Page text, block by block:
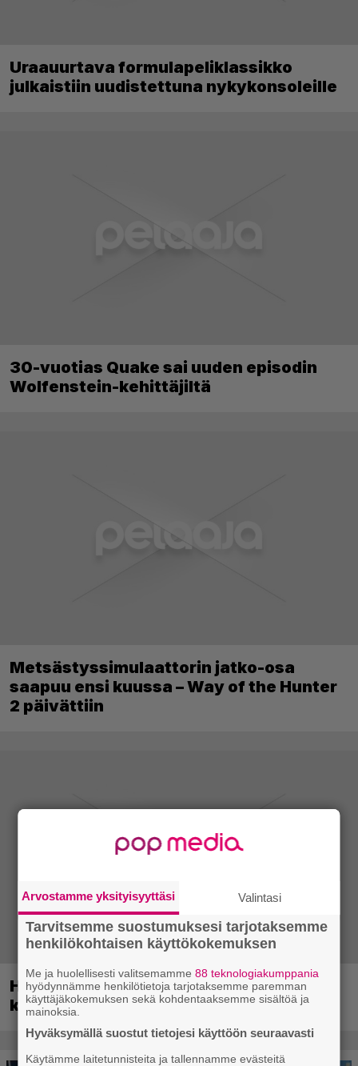
Uraauurtava formulapeliklassikko
julkaistiin uudistettuna nykykonsoleille
30-vuotias Quake sai uuden episodin
Wolfenstein-kehittäjiltä
Metsästyssimulaattorin jatko-osa
saapuu ensi kuussa – Way of the Hunter
2 päivättiin
Huippusuosittu Soturikissat-kirjasarja
kääntyy videopeliksi
Arvostamme yksityisyyttäsi Valintasi
Tarvitsemme suostumuksesi tarjotaksemme
henkilökohtaisen käyttökokemuksen
Me ja huolellisesti valitsemamme88 teknologiakumppania
hyödynnämme henkilötietoja tarjotaksemme paremman
käyttäjäkokemuksen sekä kohdentaaksemme sisältöä ja
mainoksia.
Hyväksymällä suostut tietojesi käyttöön seuraavasti
Käytämme laitetunnisteita ja tallennamme evästeitä